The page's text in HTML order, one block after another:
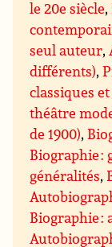
le 20e siècle,
seul auteur,
différents),
classiques
théâtre
de 1900),
Biographie :
généralités,
Biographie :